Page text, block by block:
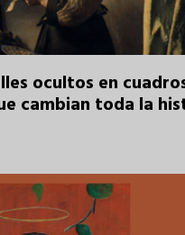
ocultos en
cambian toda la